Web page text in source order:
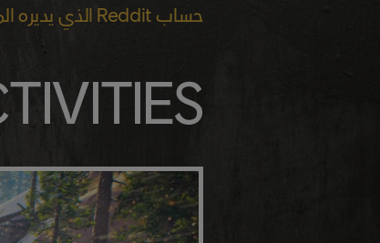
حساب Reddit الذي يديره المجتمع